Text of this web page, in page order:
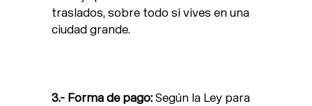
traslados, sobre todo si vives en una
ciudad grande.
3.- Forma de pago: Según la Ley para